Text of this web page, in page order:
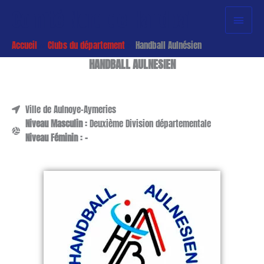
Menu
Accueil Clubs du département Handball Aulnésien
HANDBALL AULNESIEN
Ville de Aulnoye-Aymeries
Niveau Masculin :Deuxième Division départementale
Niveau Féminin : -